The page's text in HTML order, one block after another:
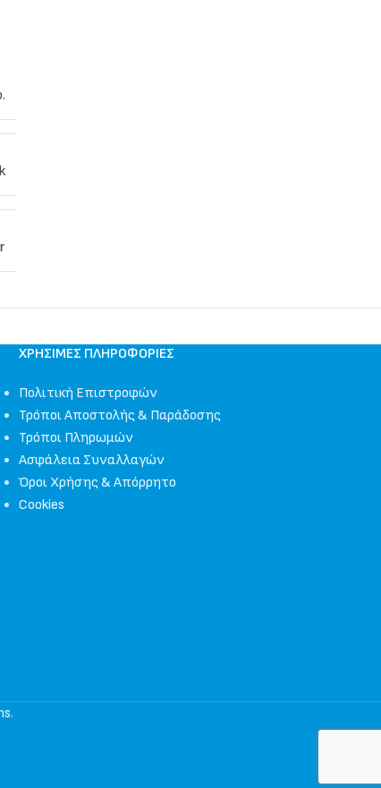
ΧΡΉΣΙΜΕΣ ΠΛΗΡΟΦΟΡΊΕΣ
Πολιτική Επιστροφών
Τρόποι Αποστολής & Παράδοσης
Τρόποι Πληρωμών
Ασφάλεια Συναλλαγών
Όροι Χρήσης & Απόρρητο
Cookies
.